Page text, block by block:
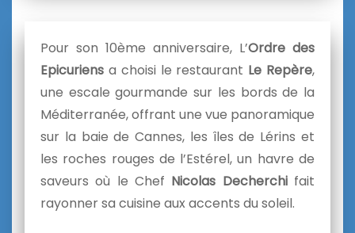
Pour son 10ème anniversaire, L’Ordre des
Epicuriens a choisi le restaurant Le Repère,
une escale gourmande sur les bords de la
Méditerranée, offrant une vue panoramique
sur la baie de Cannes, les îles de Lérins et
les roches rouges de l’Estérel, un havre de
saveurs où le Chef Nicolas Decherchifait
rayonner sa cuisine aux accents du soleil.